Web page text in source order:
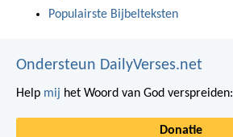
Populairste Bijbelteksten
Ondersteun DailyVerses.net
Help mij het Woord van God verspreiden:
Donatie